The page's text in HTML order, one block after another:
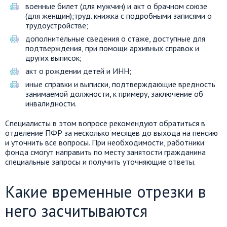
военные билет (для мужчин) и акт о брачном союзе
(для женщин);труд. книжка с подробными записями о
трудоустройстве;
дополнительные сведения о стаже, доступные для
подтверждения, при помощи архивных справок и
других выписок;
акт о рождении детей и ИНН;
иные справки и выписки, подтверждающие вредность
занимаемой должности, к примеру, заключение об
инвалидности.
Специалисты в этом вопросе рекомендуют обратиться в
отделение ПФР за несколько месяцев до выхода на пенсию
и уточнить все вопросы. При необходимости, работники
фонда смогут направить по месту занятости гражданина
специальные запросы и получить уточняющие ответы.
Какие временные отрезки в
него засчитываются